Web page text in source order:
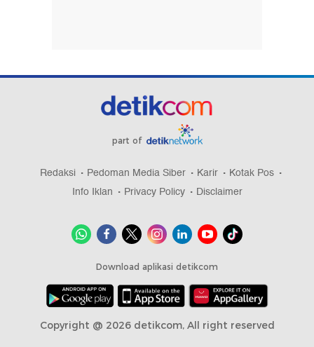
part of
Redaksi Pedoman Media Siber Karir
Kotak Pos
Info Iklan
Privacy Policy Disclaimer
Download aplikasi detikcom
Copyright @ 2026 detikcom, All right reserved